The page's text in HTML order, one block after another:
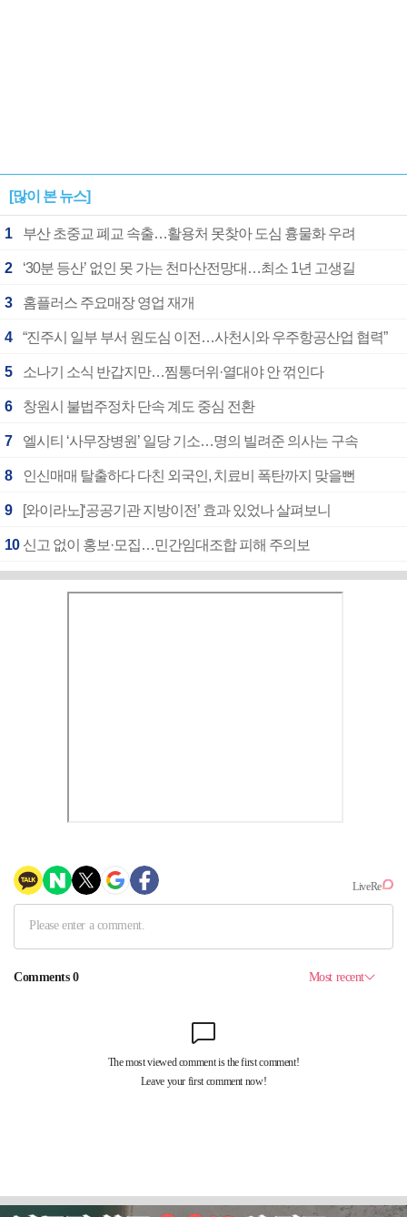
[많이 본 뉴스]
1 부산 초중교 폐교 속출…활용처 못찾아 도심 흉물화 우려
2 ‘30분 등산’ 없인 못 가는 천마산전망대…최소 1년 고생길
3 홈플러스 주요매장 영업 재개
4 “진주시 일부 부서 원도심 이전…사천시와 우주항공산업 협력”
5 소나기 소식 반갑지만…찜통더위·열대야 안 꺾인다
6 창원시 불법주정차 단속 계도 중심 전환
7 엘시티 ‘사무장병원’ 일당 기소…명의 빌려준 의사는 구속
8 인신매매 탈출하다 다친 외국인, 치료비 폭탄까지 맞을뻔
9 [와이라노]‘공공기관 지방이전’ 효과 있었나 살펴보니
10 신고 없이 홍보·모집…민간임대조합 피해 주의보